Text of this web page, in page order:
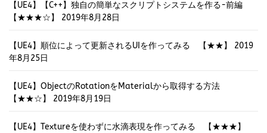
【UE4】【C++】独自の簡単なスクリプトシステムを作る-前編
【★★★☆】
2019年8月28日
【UE4】順位によって更新されるUIを作ってみる 【★★】
2019
年8月25日
【UE4】ObjectのRotationをMaterialから取得する方法
【★★☆】
2019年8月19日
【UE4】Textureを使わずに水滴表現を作ってみる 【★★★】